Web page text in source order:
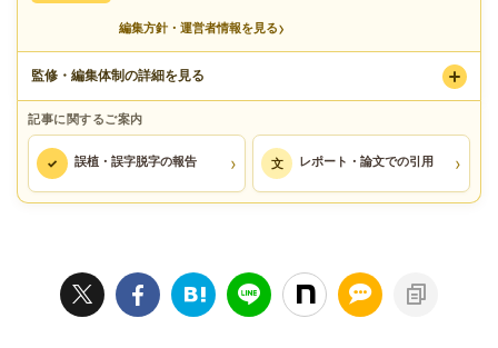
編集方針・運営者情報を見る›
監修・編集体制の詳細を見る
記事に関するご案内
✓ 誤植・誤字脱字の報告 › 文 レポート・論文での引用 ›